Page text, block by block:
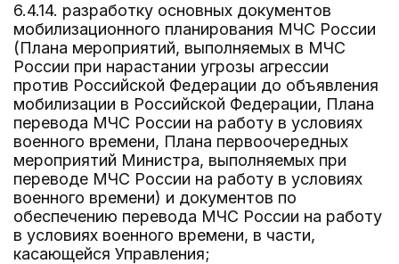
6.4.14. разработку основных документов
мобилизационного планирования МЧС России
(Плана мероприятий, выполняемых в МЧС
России при нарастании угрозы агрессии
против Российской Федерации до объявления
мобилизации в Российской Федерации, Плана
перевода МЧС России на работу в условиях
военного времени, Плана первоочередных
мероприятий Министра, выполняемых при
переводе МЧС России на работу в условиях
военного времени) и документов по
обеспечению перевода МЧС России на работу
в условиях военного времени, в части,
касающейся Управления;